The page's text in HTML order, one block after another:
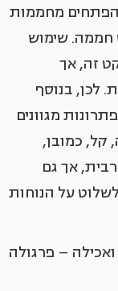
מחממות
חממה. שימוש
זה, אך
לכן, בנוסף
מגוונים
קל, כמובן,
אך גם
על הנוחות